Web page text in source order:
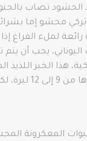
تصاب
إذا كنت هاربًا. عند دمجه مع
يجب أن يتم تسعير هذه
هذا سخيف!
المعكرونة